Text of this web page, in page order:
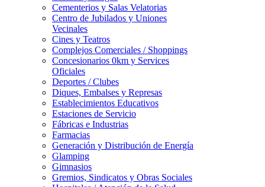
Cementerios y Salas Velatorias
Centro de Jubilados y Uniones
Vecinales
Cines y Teatros
Complejos Comerciales / Shoppings
Concesionarios 0km y Services
Oficiales
Deportes / Clubes
Diques, Embalses y Represas
Establecimientos Educativos
Estaciones de Servicio
Fábricas e Industrias
Farmacias
Generación y Distribución de Energía
Glamping
Gimnasios
Gremios, Sindicatos y Obras Sociales